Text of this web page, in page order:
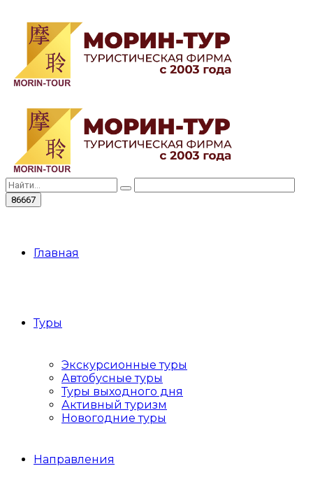
Главная
Туры
Экскурсионные туры
Автобусные туры
Туры выходного дня
Активный туризм
Новогодние туры
Направления